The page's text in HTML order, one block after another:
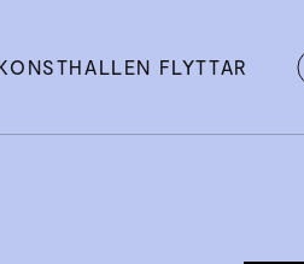
FLYTTAR